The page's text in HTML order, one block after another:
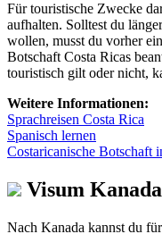
Für touristische Zwecke
aufhalten. Solltest du
wollen, musst du vorher
Botschaft Costa Ricas
touristisch gilt oder nicht,
Weitere Informationen:
Sprachreisen Costa Rica
Spanisch lernen
Costaricanische Botschaft
Visum
Nach Kanada kannst du